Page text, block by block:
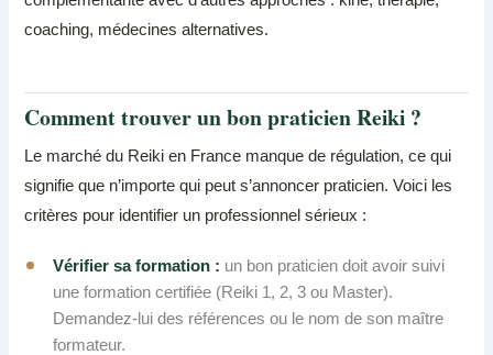
coaching, médecines alternatives.
Comment trouver un bon praticien Reiki ?
Le marché du Reiki en France manque de régulation, ce qui
signifie que n’importe qui peut s’annoncer praticien. Voici les
critères pour identifier un professionnel sérieux :
Vérifier sa formation : un bon praticien doit avoir suivi
une formation certifiée (Reiki 1, 2, 3 ou Master).
Demandez-lui des références ou le nom de son maître
formateur.